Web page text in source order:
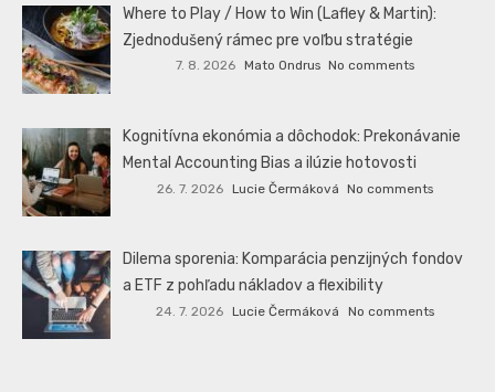
Where to Play / How to Win (Lafley & Martin):
Zjednodušený rámec pre voľbu stratégie
7. 8. 2026 Mato Ondrus No comments
Kognitívna ekonómia a dôchodok: Prekonávanie
Mental Accounting Bias a ilúzie hotovosti
26. 7. 2026 Lucie Čermáková No comments
Dilema sporenia: Komparácia penzijných fondov
a ETF z pohľadu nákladov a flexibility
24. 7. 2026 Lucie Čermáková No comments